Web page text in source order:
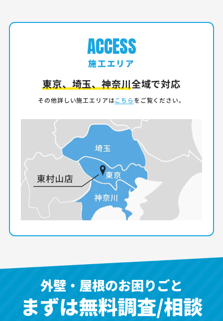
ACCESS
施工エリア
東京、埼玉、神奈川全域で対応
その他詳しい施工エリアはこちらをご覧ください。
外壁・屋根のお困りごと
まずは無料調査/相談